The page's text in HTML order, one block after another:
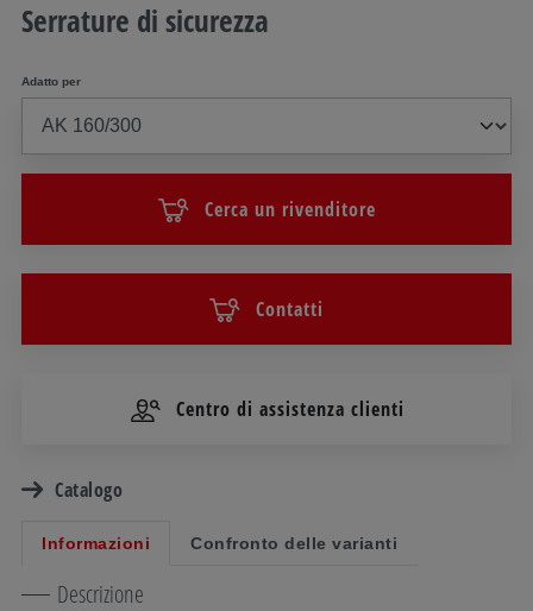
Serrature di sicurezza
Adatto per
Cerca un rivenditore
Contatti
Centro di assistenza clienti
Catalogo
Informazioni Confronto delle varianti
Descrizione